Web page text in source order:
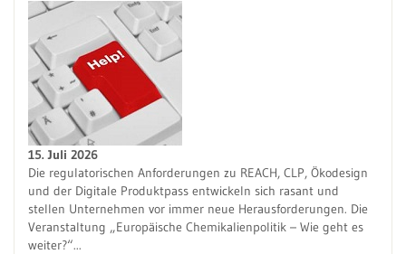
15. Juli 2026
Die regulatorischen Anforderungen zu REACH, CLP, Ökodesign
und der Digitale Produktpass entwickeln sich rasant und
stellen Unternehmen vor immer neue Herausforderungen. Die
Veranstaltung „Europäische Chemikalienpolitik – Wie geht es
weiter?“...